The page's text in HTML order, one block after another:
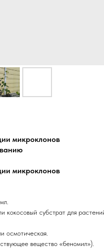
микроклонов
микроклонов
кокосовый субстрат для
осмотическая.
вещество «беномил»).